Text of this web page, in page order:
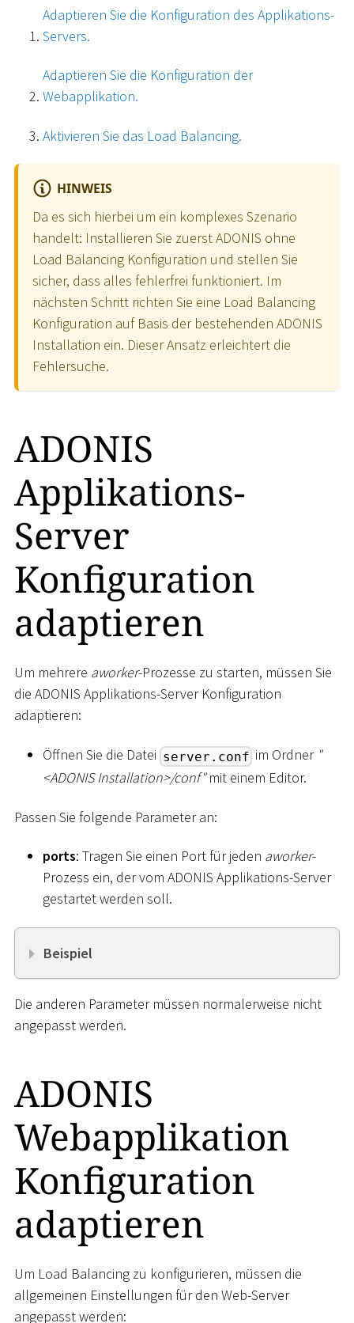
Adaptieren Sie die Konfiguration des Applikations-
Servers.
Adaptieren Sie die Konfiguration der
Webapplikation.
Aktivieren Sie das Load Balancing.
HINWEIS
Da es sich hierbei um ein komplexes Szenario
handelt: Installieren Sie zuerst ADONIS ohne
Load Balancing Konfiguration und stellen Sie
sicher, dass alles fehlerfrei funktioniert. Im
nächsten Schritt richten Sie eine Load Balancing
Konfiguration auf Basis der bestehenden ADONIS
Installation ein. Dieser Ansatz erleichtert die
Fehlersuche.
ADONIS
Applikations-
Server
Konfiguration
adaptieren
Um mehrere aworker-Prozesse zu starten, müssen Sie
die ADONIS Applikations-Server Konfiguration
adaptieren:
Öffnen Sie die Datei server.conf im Ordner "
<ADONIS Installation>/conf"mit einem Editor.
Passen Sie folgende Parameter an:
ports: Tragen Sie einen Port für jeden aworker-
Prozess ein, der vom ADONIS Applikations-Server
gestartet werden soll.
Beispiel
Die anderen Parameter müssen normalerweise nicht
angepasst werden.
ADONIS
Webapplikation
Konfiguration
adaptieren
Um Load Balancing zu konfigurieren, müssen die
allgemeinen Einstellungen für den Web-Server
angepasst werden: